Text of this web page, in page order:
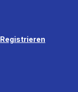
Registrieren